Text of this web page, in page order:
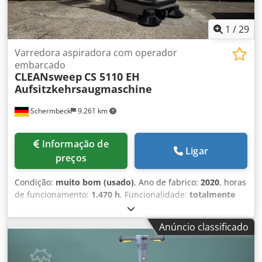
1 /29
Schermbeck 9.261 km
Varredora aspiradora com operador
embarcado
CLEANsweep CS 5110 EH
Aufsitzkehrsaugmaschine
preços
Ligar
Condição: muito bom (usado), Ano de fabrico: 2020, horas
de funcionamento: 1.470 h, Funcionalidade: totalmente
, tipo de combustível:
CLEANsweep CS 5110 EH / Stolzenberg Twin Top TT 1100 /
E – Máquina de limpeza a bordo CLEANsweep CS 5110 EH /
Stolzenberg Twin Top TT 1100 / E – Ano de fabricação 2020
| Aprox. 1470 horas de operação | Baterias de gel |
Anúncio classificado